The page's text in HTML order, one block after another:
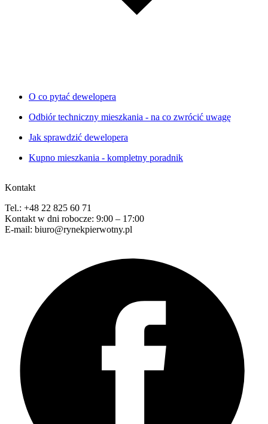
O co pytać dewelopera
Odbiór techniczny mieszkania - na co zwrócić uwagę
Jak sprawdzić dewelopera
Kupno mieszkania - kompletny poradnik
Kontakt
Tel.: +48 22 825 60 71
Kontakt w dni robocze: 9:00 – 17:00
E-mail: biuro@rynekpierwotny.pl